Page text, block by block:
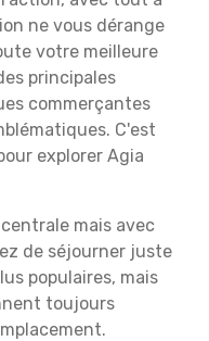
ne vous dérange
votre meilleure
principales
commerçantes
C'est
explorer Agia
mais avec
de séjourner juste
populaires, mais
toujours